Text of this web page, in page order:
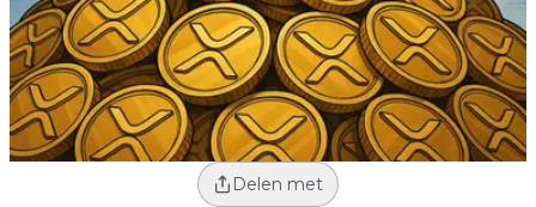
Delen met